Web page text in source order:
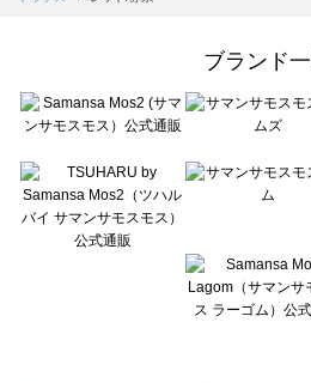
sō4ū（ソウフォーユー）のトップス一覧
Te chichi（テチチ）のトップス一覧
Te chichi CLASSIC（テチチ クラシック）のトッ
Lugnoncure（ルノンキュール）のトップス一覧
BETTY'S BLUE（べティーズブルー）のトップス
Wpc.（ワールドパーティー）のトップス一覧
ブランド